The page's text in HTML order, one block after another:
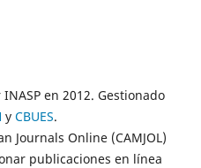
en 2012. Gestionado
y CBUES.
Journals Online (CAMJOL)
publicaciones en línea